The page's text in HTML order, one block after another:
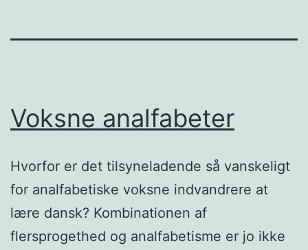
Voksne analfabeter
Hvorfor er det tilsyneladende så vanskeligt
for analfabetiske voksne indvandrere at
lære dansk? Kombinationen af
flersprogethed og analfabetisme er jo ikke